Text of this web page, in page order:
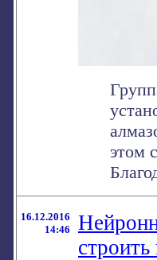
этом
16.12.2016
14:46